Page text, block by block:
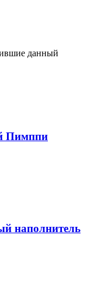
данный
Пимппи
наполнитель